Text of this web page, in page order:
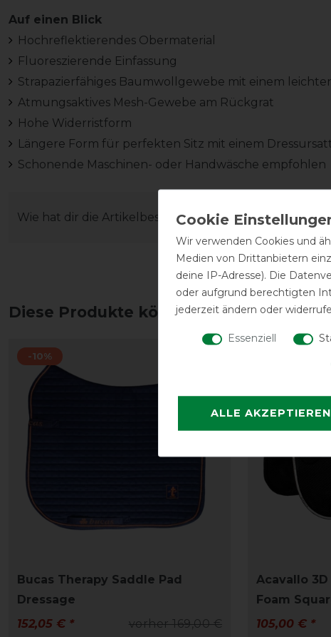
Auf einen Blick
Hochreflektierendes Obermaterial
Fluoreszierende Einfassung
Strapazierfähiges Baumwollgewebe mit einem
Atmungsaktives Mesh-Gewebe am Rückgrat
Hohe Widerristform
Längere Form für perfekten Sitz mit einem
Schonende Maschinen- oder Handwäsche empfohlen
Wie hat dir die Artikelbeschreibung gefallen?
Diese Produkte könnten dich auch
-10%
Bucas Therapy Saddle Pad
Dressage
vorher 169,00 €
152,05 € *
Acavallo
Foam
105,00 € *
Wir verwenden Cookies und
Medien von Drittanbietern
deine IP-Adresse). Die
oder aufgrund berechtigten
jederzeit ändern oder
Essenziell
ALLE AKZEPTIEREN